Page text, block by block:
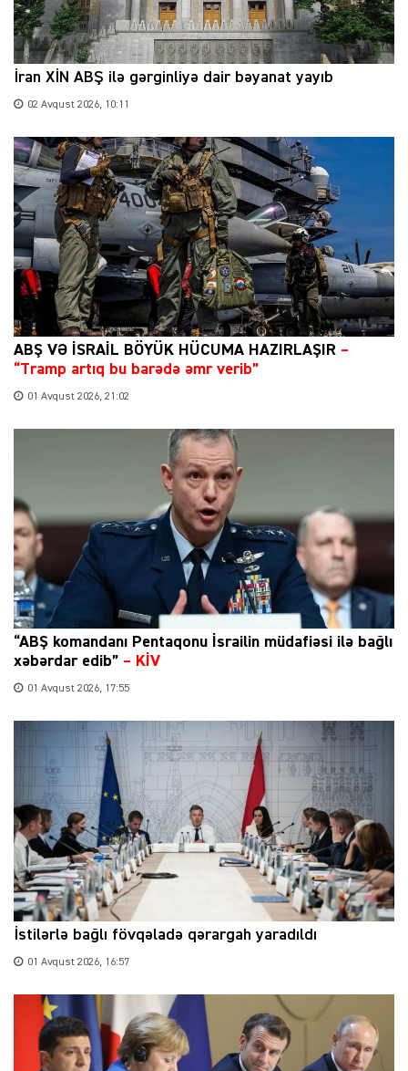
İran XİN ABŞ ilə gərginliyə dair bəyanat yayıb
02 Avqust 2026, 10:11
ABŞ VƏ İSRAİL BÖYÜK HÜCUMA HAZIRLAŞIR –
“Tramp artıq bu barədə əmr verib”
01 Avqust 2026, 21:02
“ABŞ komandanı Pentaqonu İsrailin müdafiəsi ilə bağlı
xəbərdar edib” – KİV
01 Avqust 2026, 17:55
İstilərlə bağlı fövqəladə qərargah yaradıldı
01 Avqust 2026, 16:57